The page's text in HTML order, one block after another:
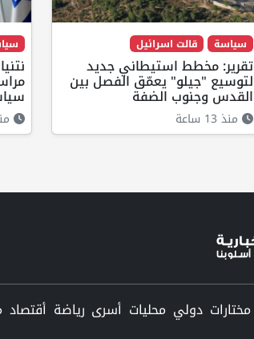
سياسة قالت اسرائيل
تقرير: مخطط استيطاني جديد
لتوسيع "جيلو" يعمّق الفصل بين
القدس وجنوب الضفة
منذ 13 ساعة منذ
دولي محليات أسرى رياضة أقتصاد